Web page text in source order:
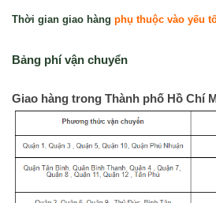
Thời gian giao hàng phụ thuộc vào yếu
Bảng phí vận chuyển
Giao hàng trong Thành phố Hồ Chí